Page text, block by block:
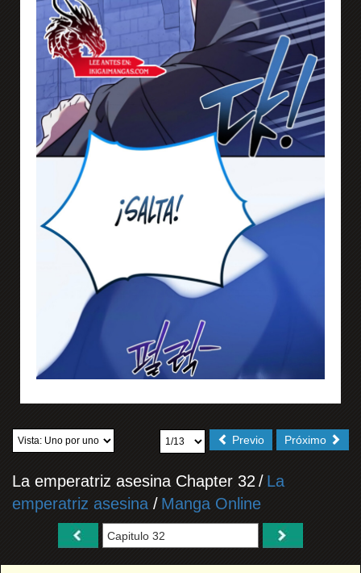
Próximo
Previo
La emperatriz asesina Chapter 32 / La
emperatriz asesina / Manga Online